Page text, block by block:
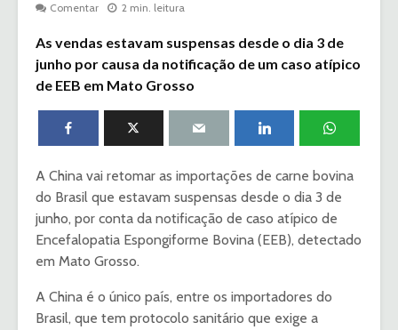
Comentar
2 min. leitura
As vendas estavam suspensas desde o dia 3 de
junho por causa da notificação de um caso atípico
de EEB em Mato Grosso
A China vai retomar as importações de carne bovina
do Brasil que estavam suspensas desde o dia 3 de
junho, por conta da notificação de caso atípico de
Encefalopatia Espongiforme Bovina (EEB), detectado
em Mato Grosso.
A China é o único país, entre os importadores do
Brasil, que tem protocolo sanitário que exige a